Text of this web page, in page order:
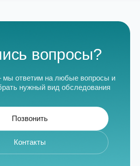
вопросы?
мы ответим на любые вопросы и
нужный вид обследования
Позвонить
Контакты